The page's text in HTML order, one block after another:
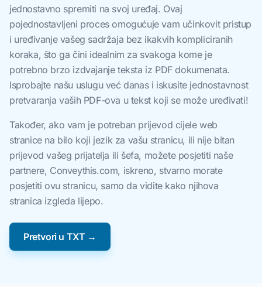
jednostavno spremiti na svoj uređaj. Ovaj
pojednostavljeni proces omogućuje vam učinkovit pristup
i uređivanje vašeg sadržaja bez ikakvih kompliciranih
koraka, što ga čini idealnim za svakoga kome je
potrebno brzo izdvajanje teksta iz PDF dokumenata.
Isprobajte našu uslugu već danas i iskusite jednostavnost
pretvaranja vaših PDF-ova u tekst koji se može uređivati!
Također, ako vam je potreban prijevod cijele web
stranice na bilo koji jezik za vašu stranicu, ili nije bitan
prijevod vašeg prijatelja ili šefa, možete posjetiti naše
partnere, Conveythis.com, iskreno, stvarno morate
posjetiti ovu stranicu, samo da vidite kako njihova
stranica izgleda lijepo.
Pretvori u TXT →